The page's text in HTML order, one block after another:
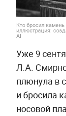
Кто бросил
иллюстрация:
AI
Уже 9
Л.А.
плюнула в
и бросила
носовой